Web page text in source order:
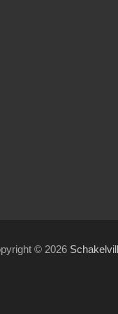
© 2026